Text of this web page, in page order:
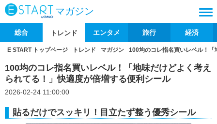
マガジン
総合 トレンド エンタメ 旅行 経済
E START トップページ トレンド マガジン 100均のコレ指名買いレベル！
100均のコレ指名買いレベル！「地味だけどよく考え
られてる！」快適度が倍増する便利シール
2026-02-24 11:00:00
貼るだけでスッキリ！目立たず整う優秀シール